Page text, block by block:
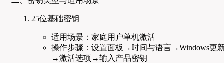
25位基础密钥
适用场景：家庭用户单机激活
操作步骤：设置面板→时间与语言→Windows更
→激活选项→输入产品密钥